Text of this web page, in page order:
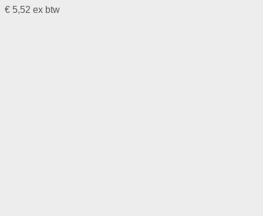
€ 5,52 ex btw